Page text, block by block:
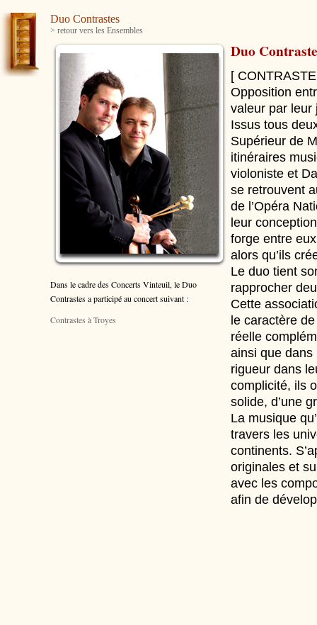
Duo Contrastes
> retour vers les Ensembles
Duo
[
Opposition
valeur par leur
Issus tous
Supérieur de
itinéraires
violoniste et
se retrouvent
de l’Opéra
leur
forge entre
alors qu’ils
Le duo tient
rapprocher
Cette
le caractère
réelle
ainsi que dans
rigueur dans
complicité, ils
solide, d’une
La musique
travers les
continents.
originales et
avec les
afin de
Dans le cadre des Concerts Vinteuil, le Duo
Contrastesa participé au concert suivant :
Contrastes à Troyes